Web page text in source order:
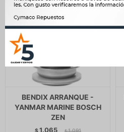
BENDIX ARRANQUE -
YANMAR MARINE BOSCH
ZEN
1.065 $